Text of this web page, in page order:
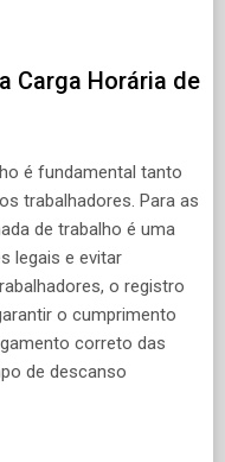
Carga Horária de
é fundamental tanto
trabalhadores. Para as
de trabalho é uma
legais e evitar
o registro
o cumprimento
correto das
de descanso